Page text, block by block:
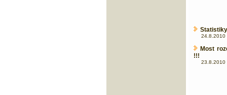
24.8.2010
Most
!!!
23.8.2010